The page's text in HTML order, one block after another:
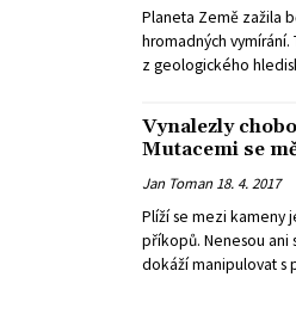
živočichové i rostliny
formy života dávaly
Planeta Země zažila
hromadných
z geologického
dinosaurů.
a řada dalších skupin
Vynalezly
Mutacemi se
Jan Toman 18. 4. 2017
Plíží se mezi kameny
příkopů. Nenesou ani
dokáží manipulovat s